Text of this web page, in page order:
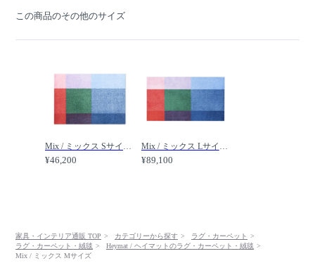
この商品のその他のサイズ
Mix / ミックス Sサイズ /
¥46,200
Mix / ミックス Lサイズ /
¥89,100
家具・インテリア通販 TOP カテゴリーから探す
ラグ・カーペット
ラグ・カーペット・絨毯
Heymat / ヘイマットのラグ・カーペット・絨毯
Mix / ミックス Mサイズ